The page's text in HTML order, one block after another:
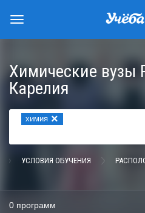
Химические вузы
Карелия
химия ×
УСЛОВИЯ ОБУЧЕНИЯ
0 программ